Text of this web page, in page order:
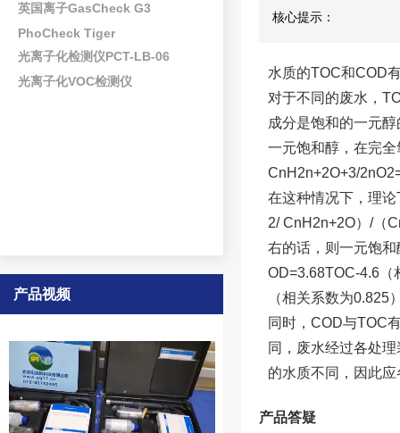
英国离子GasCheck G3
PhoCheck Tiger
光离子化检测仪PCT-LB-06
光离子化VOC检测仪
产品视频
核心提示：
水质的TOC和COD
对于不同的废水，
成分是饱和的一元
一元饱和醇，在完
CnH2n+2O+3/
在这种情况下，理
2/ CnH2n+2O）/（
右的话，则一元饱
OD=3.68TOC-4.6（
（相关系数为
同时，COD与TOC
同，废水经过各处
的水质不同，因此
产品答疑